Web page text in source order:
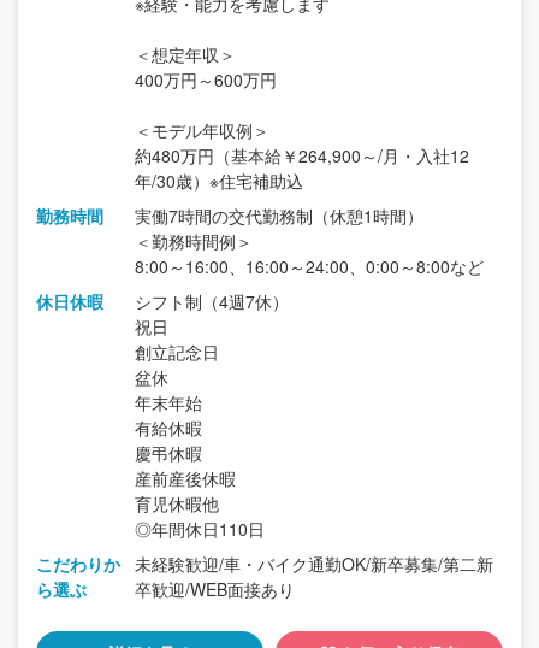
＜想定年収＞
400万円～600万円
＜モデル年収例＞
約480万円（基本給￥264,900～/月・入社12
年/30歳）※住宅補助込
勤務時間
実働7時間の交代勤務制（休憩1時間）
＜勤務時間例＞
8:00～16:00、16:00～24:00、0:00～8:00など
休日休暇
シフト制（4週7休）
祝日
創立記念日
盆休
年末年始
有給休暇
慶弔休暇
産前産後休暇
育児休暇他
◎年間休日110日
こだわりか
ら選ぶ
未経験歓迎/車・バイク通勤OK/新卒募集/第二新
卒歓迎/WEB面接あり